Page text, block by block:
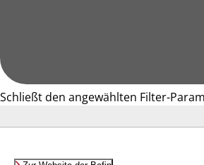
Schließt den angewählten Filter-